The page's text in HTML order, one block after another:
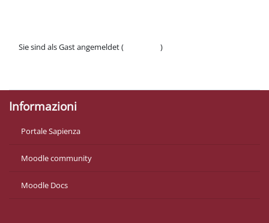
Sie sind als Gast angemeldet (
)
Informazioni
Portale Sapienza
Moodle community
Moodle Docs